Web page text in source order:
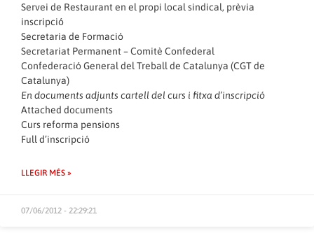
Servei de Restaurant en el propi local sindical, prèvia
inscripció
Secretaria de Formació
Secretariat Permanent – Comitè Confederal
Confederació General del Treball de Catalunya (CGT de
Catalunya)
En documents adjunts cartell del curs i fitxa d’inscripció
Attached documents
Curs reforma pensions
Full d’inscripció
LLEGIR MÉS »
07/06/2012 - 22:29:21